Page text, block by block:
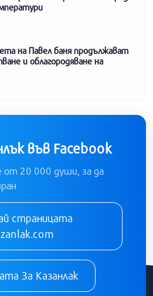
на Павел баня продължават
и облагородяване на
във Facebook
от 20 000 души, за да
страницата
За Казанлак